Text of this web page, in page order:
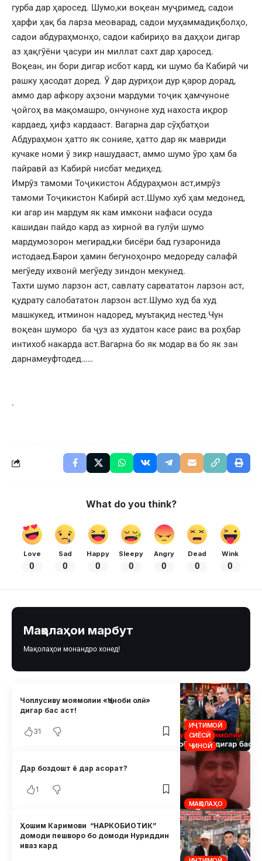
гурба дар ҳаросед. Шумо,ки воқеан муҷримед, садои
ҳарфи ҳақ ба ларза меоварад, садои муҳаммадиқболҳо,
садои абдураҳмонҳо, садои кабириҳо ва даҳҳои дигар
аз ҳақгӯёни ҷасури ин миллат сахт дар ҳаросед.
Воқеан, ин бори дигар исбот кард, ки шумо ба Кабирӣ чи
рашку ҳасодат доред. Ӯ дар дуриҳои дур қарор дорад,
аммо дар афкору аҳзони мардуми тоҷик ҳамчуноне
ҷойгоҳ ва мақомашро, ончуноне худ нахоста иқрор
кардаед, ҳифз кардааст. Вагарна дар сӯҳбатҳои
Абдураҳмон ҳатто як сонияе, ҳатто дар як мавриди
кучаке номи ӯ зикр нашудааст, аммо шумо ӯро ҳам ба
пайравӣ аз Кабирӣ нисбат медиҳед.
Имрӯз тамоми Тоҷикистон Абдураҳмон аст,имрӯз
тамоми Тоҷикистон Кабирӣ аст.Шумо хуб ҳам медонед,
ки агар ин мардум як кам имкони нафаси осуда
кашидан пайдо кард аз хирной ва гулӯи шумо
мардумозорон мегирад,ки бисёри бад гузаронида
истодаед.Барои ҳамин бегуноҳонро медореду салафӣ
мегӯеду ихвонӣ мегӯеду зиндон мекунед.
Тахти шумо ларзон аст, савлату сарвататон ларзон аст,
қудрату салобататон ларзон аст.Шумо худ ба худ
машкукед, итминон надоред, муътақид нестед.Чун
воқеан шуморо ба ҷуз аз худатон касе раис ва роҳбар
интихоб накарда аст.Вагарна бо як модар ва бо як зан
дарнамеуфтодед……
.
What do you think?
Love
0
Sad
0
Happy
0
Sleepy
0
Angry
0
Dead
0
Wink
0
Мақолаҳои марбут
Мақолаҳои монандро хонед!
ИҶТИМОӢ
СИЁСӢ
ҶИНОӢ
Чоплусиву моямолии «Ҷаноби олӣ»
дигар бас аст!
31
МАҚОЛАҲО
Дар боздошт ё дар асорат?
1
Ҳошим Каримови “НАРКОБИОТИК”
домоди пешворо бо домоди Нуриддин
иваз кард